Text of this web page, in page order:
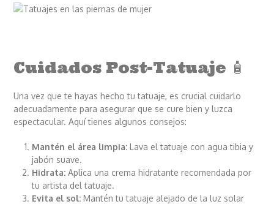
Cuidados Post-Tatuaje 🧴
Una vez que te hayas hecho tu tatuaje, es crucial cuidarlo
adecuadamente para asegurar que se cure bien y luzca
espectacular. Aquí tienes algunos consejos:
Mantén el área limpia: Lava el tatuaje con agua tibia y
jabón suave.
Hidrata: Aplica una crema hidratante recomendada por
tu artista del tatuaje.
Evita el sol: Mantén tu tatuaje alejado de la luz solar